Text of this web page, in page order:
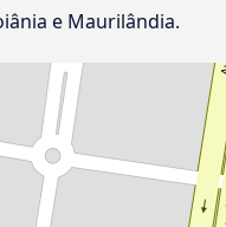
e Maurilândia.